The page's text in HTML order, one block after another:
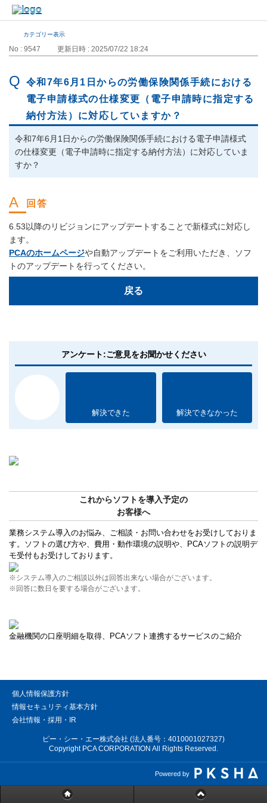
カテゴリー表示
No : 9547 更新日時 : 2025/07/22 18:24
令和7年6月1日からの労働保険関係手続における
電子申請様式の仕様変更（電子申請時に指定する
納付方法）に対応していますか？
令和7年6月1日からの労働保険関係手続における電子申請様式
の仕様変更（電子申請時に指定する納付方法）に対応していま
すか？
6.53以降のリビジョンにアップデートすることで新様式に対応し
ます。
PCAのホームページや自動アップデートをご利用いただき、ソフ
トのアップデートを行ってください。
戻る
アンケート:ご意見をお聞かせください
解決できた 解決できなかった
これからソフトを導入予定の
お客様へ
業務システム導入のお悩み、ご相談・お問い合わせをお受けしておりま
す。ソフトの選び方や、費用・動作環境の説明や、PCAソフトの説明デ
モ受付もお受けしております。
※システム導入のご相談以外は回答出来ない場合がございます。
※回答に数日を要する場合がございます。
金融機関の口座明細を取得、PCAソフト連携するサービスのご紹介
個人情報保護方針
情報セキュリティ基本方針
会社情報・採用・IR
ピー・シー・エー株式会社 (法人番号：4010001027327)
Copyright PCA CORPORATION All Rights Reserved.
Powered by